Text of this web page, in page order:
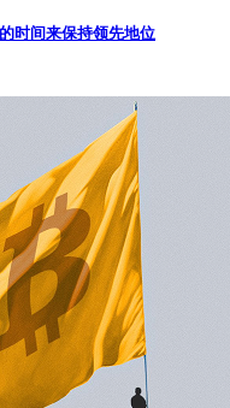
时间来保持领先地位